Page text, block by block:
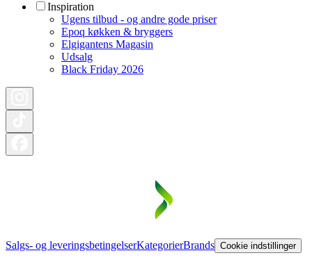
Inspiration
Ugens tilbud - og andre gode priser
Epoq køkken & bryggers
Elgigantens Magasin
Udsalg
Black Friday 2026
Salgs- og leveringsbetingelserKategorierBrands Cookie indstillinger